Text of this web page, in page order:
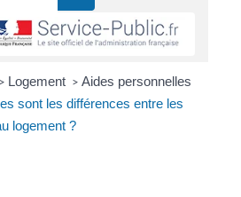
> Logement > Aides personnelles
sont les différences entre les
logement ?